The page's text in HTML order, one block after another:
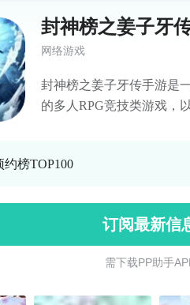
封神榜之姜子牙
网络游戏
封神榜之姜子牙传手游是
的多人RPG竞技类游戏，
仙侠世界，玩家可以自由
约榜TOP100
订阅最新信
需 下 载 P P 助 手 A P